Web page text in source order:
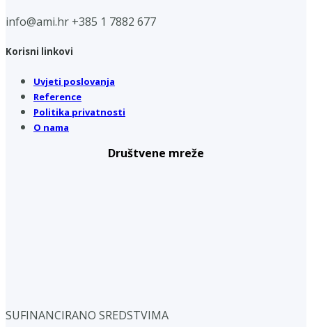
info@ami.hr +385 1 7882 677
Korisni linkovi
Uvjeti poslovanja
Reference
Politika privatnosti
O nama
Društvene mreže
SUFINANCIRANO SREDSTVIMA